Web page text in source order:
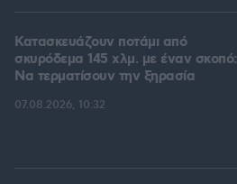
Κατασκευάζουν ποτάμι από
σκυρόδεμα 145 χλμ. με έναν σκοπό:
Να τερματίσουν την ξηρασία
07.08.2026, 10:32